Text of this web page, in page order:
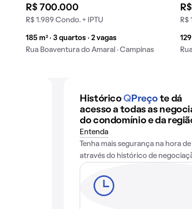
R$ 700.000
R$ 1.989 Condo. + IPTU
185 m² · 3 quartos · 2 vagas
Rua Boaventura do Amaral · Campinas
R$
Histórico QPreço te dá
acesso a todas as
do condomínio e da
Entenda
Tenha mais segurança na hora
através do histórico de